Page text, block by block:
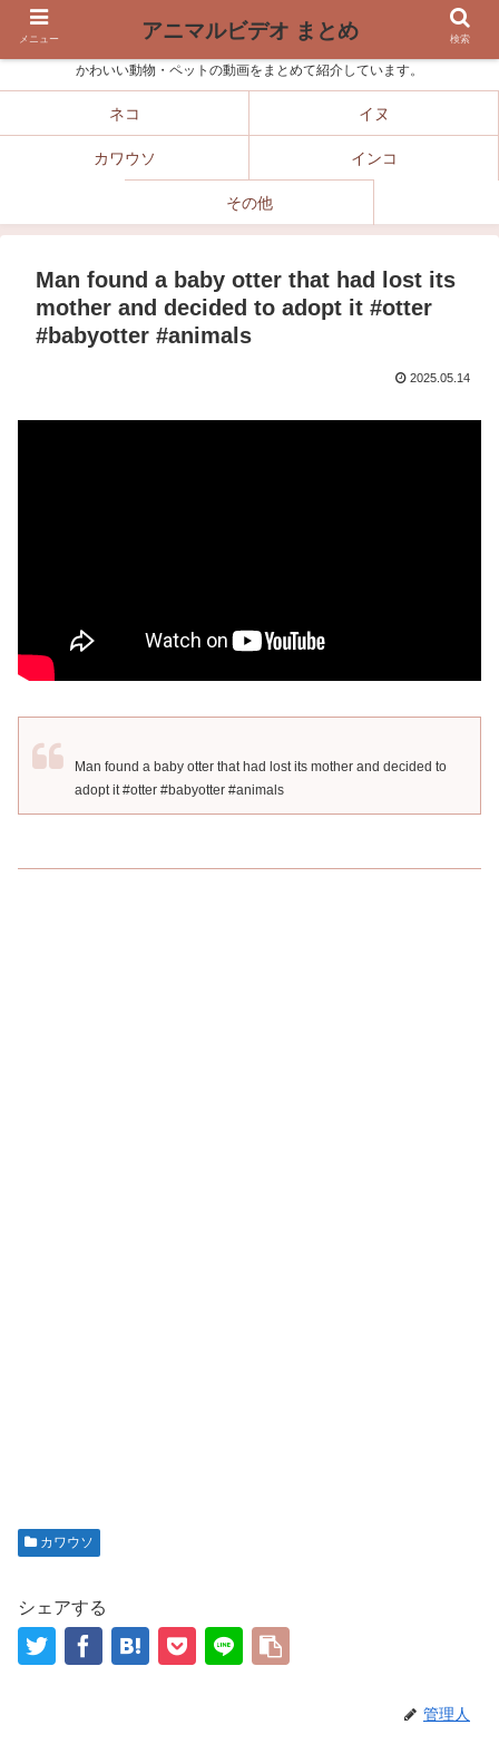
かわいい動物・ペットの動画をまとめて紹介しています。
ネコ イヌ
カワウソ インコ
その他
Man found a baby otter that had lost its
mother and decided to adopt it #otter
#babyotter #animals
2025.05.14
Man found a baby otter that had lost its mother and decided to
adopt it #otter #babyotter #animals
カワウソ
シェアする
管理人
メニュー アニマルビデオ まとめ 検索